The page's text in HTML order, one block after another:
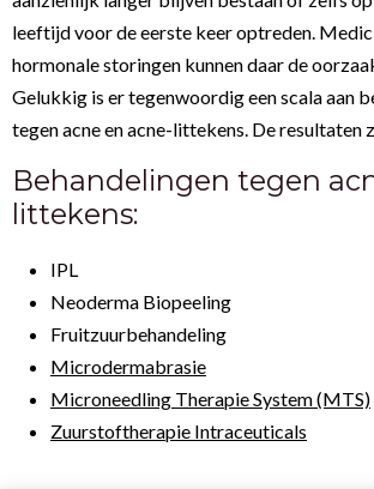
leeftijd voor de eerste keer optreden.
hormonale storingen kunnen daar de
Gelukkig is er tegenwoordig een scala aan
tegen acne en acne-littekens. De resultaten
Behandelingen tegen
littekens:
IPL
Neoderma Biopeeling
Fruitzuurbehandeling
Microdermabrasie
Microneedling Therapie System (MTS)
Zuurstoftherapie Intraceuticals